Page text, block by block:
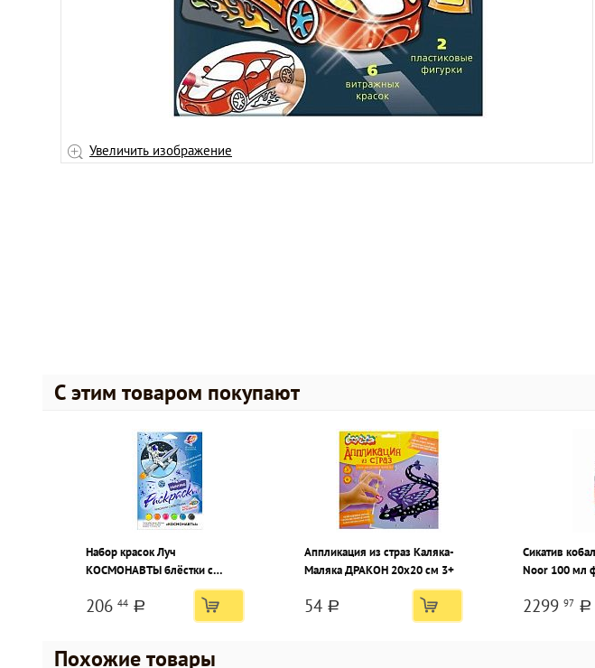
Увеличить изображение
С этим товаром покупают
Набор красок Луч
КОСМОНАВТЫ блёстки с
206 44 a
Аппликация из страз Каляка-
Маляка ДРАКОН 20х20 см 3+
54 a
Сикатив
Noor 100 мл
2299 97 a
Похожие товары